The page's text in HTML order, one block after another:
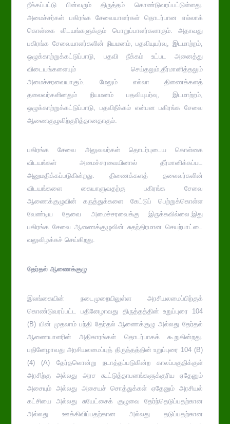
நீக்கப்பட்டு பின்வரும் திருத்தம் கொண்டுவரப்பட்டுள்ளது.
அமைச்சர்கள் பகிரங்க சேவையாளர்கள் தொடர்பான எல்லாக்
கொள்கை விடயங்களுக்கும் பொறுப்பாளர்களாகும். அதாவது
பகிரங்க சேவையாளர்களின் நியமனம், பதவியுயர்வு, இடமாற்றம்,
ஒழுக்காற்றுக்கட்டுப்பாடு, பதவி நீக்கம் உட்பட அனைத்து
விடையங்களையும் செய்தலும்,தீர்மானித்தலும்
அமைச்சரவையாகும். மேலும் எல்லா திணைக்களத்
தலைவர்களினதும் நியமனம் பதவியுயர்வு, இடமாற்றம்,
ஒழுக்காற்றுக்கட்டுப்பாடு, பதவிநீக்கம் என்பன பகிரங்க சேவை
ஆணைகுழுவிற்குரித்தானதாகும்.
பகிரங்க சேவை அலுவலர்கள் தொடர்புடைய கொள்கை
விடயங்கள் அமைச்சரவையினால் தீர்மானிக்கப்பட
அனுமதிக்கப்படுகின்றது. திணைக்களத் தலைவர்களின்
விடயங்களை கையாளுவதற்கு பகிரங்க சேவை
ஆணைக்குழுவின் கருத்துக்களை கேட்டுப் பெற்றுக்கொள்ள
வேண்டிய தேவை அமைச்சரவைக்கு இருக்கவில்லை.இது
பகிரங்க சேவை ஆணைக்குழுவின் சுதந்திரமான செயற்பாட்டை
வலுவிழக்கச் செய்கிறது.
தேர்தல் ஆணைக்குழு
இலங்கையின் நடைமுறையிலுள்ள அரசியலமைப்பிற்குக்
கொண்டுவரப்பட்ட பதினேழாவது திருத்தத்தின் உறுப்புரை 104
(B) யின் முதலாம் பந்தி தேர்தல் ஆணைக்குழு அல்லது தேர்தல்
ஆணையாளரின் அதிகாரங்கள் தொடர்பாகக் கூறுகின்றது.
பதினேழாவது அரசியலமைப்புத் திருத்தத்தின் உறுப்புரை 104 (B)
(4) (A) தேர்தலொன்று நடாத்தப்படுகின்ற காலப்பகுதிக்குள்
அரசிற்கு அல்லது அரச கூட்டுத்தாபனங்களுக்குரிய ஏதேனும்
அசையும் அல்லது அசையச் சொத்துக்கள் ஏதேனும் அரசியல்
கட்சியை அல்லது சுயேட்சைக் குழுவை தேர்ந்தெடுப்பதற்கான
அல்லது ஊக்கிவிப்பதற்கான அல்லது தடுப்பதற்கான